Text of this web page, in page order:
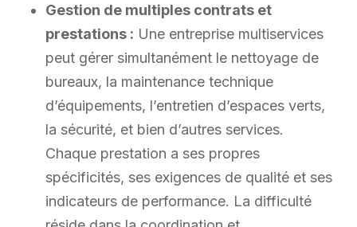
Gestion de multiples contrats et
prestations : Une entreprise multiservices
peut gérer simultanément le nettoyage de
bureaux, la maintenance technique
d’équipements, l’entretien d’espaces verts,
la sécurité, et bien d’autres services.
Chaque prestation a ses propres
spécificités, ses exigences de qualité et ses
indicateurs de performance. La difficulté